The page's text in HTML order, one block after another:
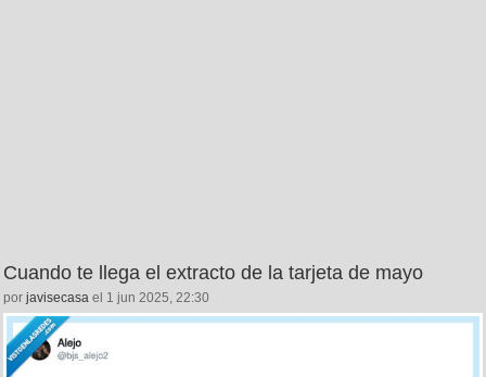
Cuando te llega el extracto de la tarjeta de mayo
por javisecasa el 1 jun 2025, 22:30